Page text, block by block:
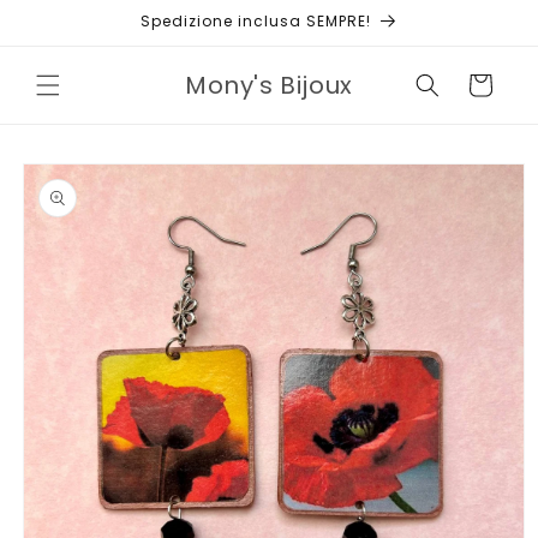
Spedizione inclusa SEMPRE!
Mony's Bijoux Carrello
Passa alle
informazioni
sul prodotto